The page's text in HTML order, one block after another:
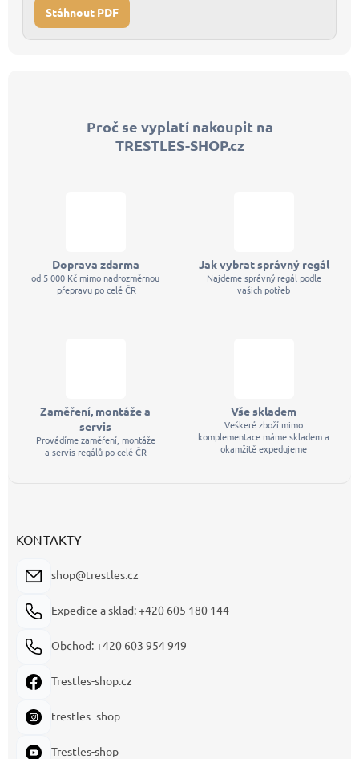
Stáhnout PDF
Proč se vyplatí nakoupit na
TRESTLES-SHOP.cz
Doprava zdarma
od 5 000 Kč mimo nadrozměrnou
přepravu po celé ČR
Jak vybrat správný regál
Najdeme správný regál podle
vašich potřeb
Zaměření, montáže a
servis
Provádíme zaměření, montáže
a servis regálů po celé ČR
Vše skladem
Veškeré zboží mimo
komplementace máme skladem a
okamžitě expedujeme
KONTAKTY
shop@trestles.cz
Expedice a sklad: +420 605 180 144
Obchod: +420 603 954 949
Trestles-shop.cz
trestles_shop
Trestles-shop